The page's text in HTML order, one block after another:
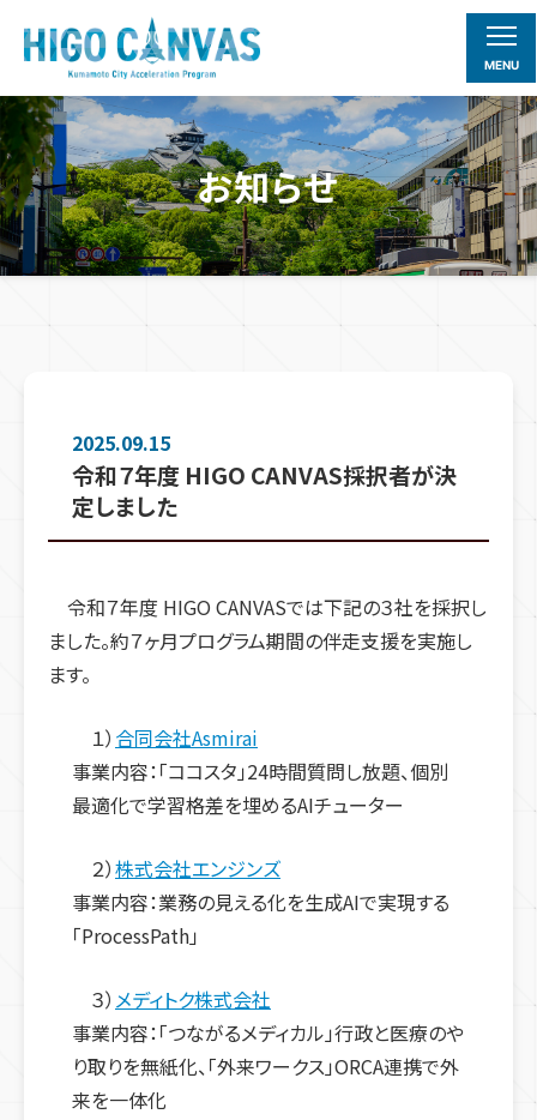
MENU
お知らせ
2025.09.15
令和７年度 HIGO CANVAS採択者が決
定しました
令和７年度 HIGO CANVASでは下記の３社を採択し
ました。約７ヶ月プログラム期間の伴走支援を実施し
ます。
１） 合同会社Asmirai
事業内容：「ココスタ」24時間質問し放題、個別
最適化で学習格差を埋めるAIチューター
２）株式会社エンジンズ
事業内容：業務の見える化を生成AIで実現する
「ProcessPath」
３） メディトク株式会社
事業内容：「つながるメディカル」行政と医療のや
り取りを無紙化、「外来ワークス」ORCA連携で外
来を一体化